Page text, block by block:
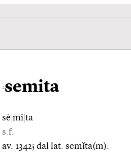
2semita
sè mi ta
s.f.
av. 1342; dal lat. sēmĭta(m).